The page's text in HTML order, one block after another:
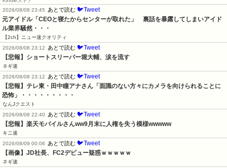
2026/08/08 23:45
あとで読む 🐦Tweet
元アイドル「CEOと寝たからセンターが取れた」　裏話を暴露してしまいアイド
ル業界騒然・・・
【2ch】ニュー速クオリティ
2026/08/08 23:12
あとで読む 🐦Tweet
【悲報】ショートスリーパー堀大輔、涙を流す
ネギ速
2026/08/08 23:12
あとで読む 🐦Tweet
【悲報】テレ東・田中瞳アナさん「面識のない方々にカメラを向けられることに
恐怖」・・・・・・・・・
なんJクエスト
2026/08/08 22:40
あとで読む 🐦Tweet
【悲報】楽天モバイルさんww9月末に人権を失う模様wwwww
キニ速
2026/08/09 00:06
あとで読む 🐦Tweet
【画像】JD社長、FC2デビュー疑惑ｗｗｗｗｗ
ネギ速